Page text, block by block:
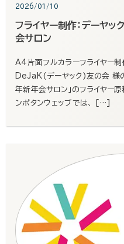
2026/01/10
フライヤー制作：デーヤ
会サロン
A4片面フルカラーフライヤー
DeJaK(デーヤック)友の会 様
年新年会サロン」のフライヤー
ンポタンウェッブでは、 […]